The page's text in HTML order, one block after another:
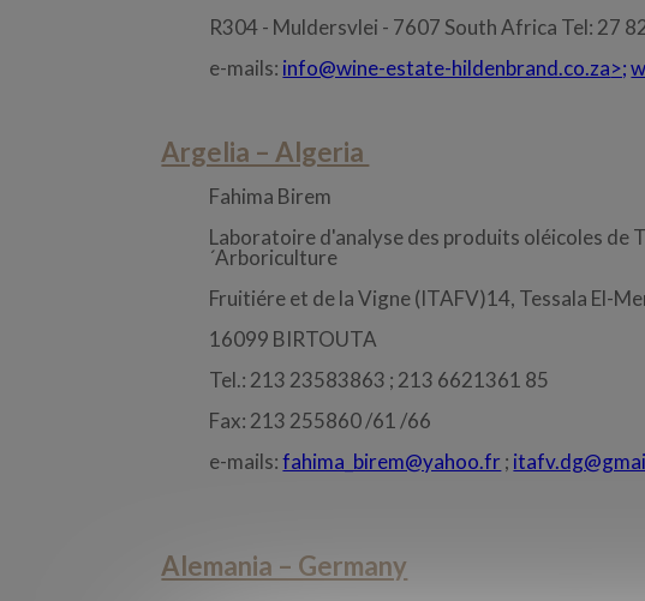
R304 - Muldersvlei - 7607 South Africa Tel: 27
e-mails: info@wine-estate-hildenbrand.co.za>;
Argelia – Algeria
Fahima Birem
Laboratoire d'analyse des produits oléicoles de
´Arboriculture
Fruitiére et de la Vigne (ITAFV)14, Tessala El-
16099 BIRTOUTA
Tel.: 213 23583863 ; 213 6621361 85
Fax: 213 255860 /61 /66
e-mails:fahima_birem@yahoo.fr ;
Alemania – Germany